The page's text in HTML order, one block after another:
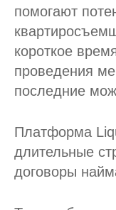
помогают
короткое
проведения
последние
Платформа
длительные
договоры